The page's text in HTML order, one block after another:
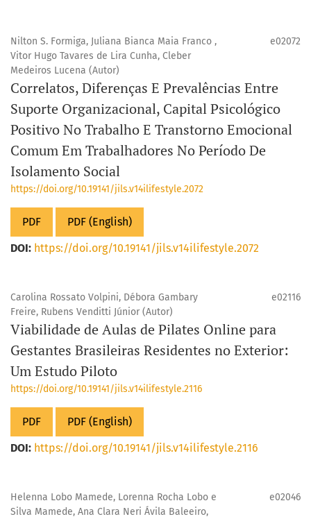
Nilton S. Formiga, Juliana Bianca Maia Franco ,
Vitor Hugo Tavares de Lira Cunha, Cleber
Medeiros Lucena (Autor)
e02072
Correlatos, Diferenças E Prevalências Entre
Suporte Organizacional, Capital Psicológico
Positivo No Trabalho E Transtorno Emocional
Comum Em Trabalhadores No Período De
Isolamento Social
https://doi.org/10.19141/jils.v14ilifestyle.2072
PDF
PDF (English)
DOI: https://doi.org/10.19141/jils.v14ilifestyle.2072
Carolina Rossato Volpini, Débora Gambary
Freire, Rubens Venditti Júnior (Autor)
e02116
Viabilidade de Aulas de Pilates Online para
Gestantes Brasileiras Residentes no Exterior:
Um Estudo Piloto
https://doi.org/10.19141/jils.v14ilifestyle.2116
PDF
PDF (English)
DOI: https://doi.org/10.19141/jils.v14ilifestyle.2116
Helenna Lobo Mamede, Lorenna Rocha Lobo e
Silva Mamede, Ana Clara Neri Ávila Baleeiro,
e02046